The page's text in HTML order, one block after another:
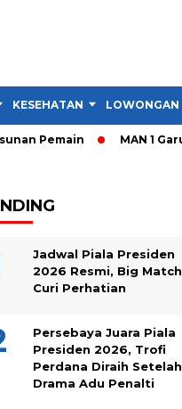
KESEHATAN LOWONGAN
MAN 1 Garut
Jadwal Piala Presiden
2026 Resmi, Big
Curi Perhatian
Persebaya Juara Piala
Presiden 2026, Trofi
Perdana Diraih Setelah
Drama Adu Penalti